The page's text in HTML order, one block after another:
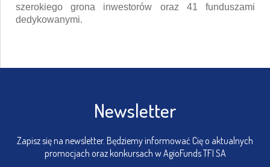
szerokiego grona inwestorów oraz 41 funduszami
dedykowanymi.
Newsletter
Zapisz się na newsletter. Będziemy informować Cię o aktualnych
promocjach oraz konkursach w AgioFunds TFI SA